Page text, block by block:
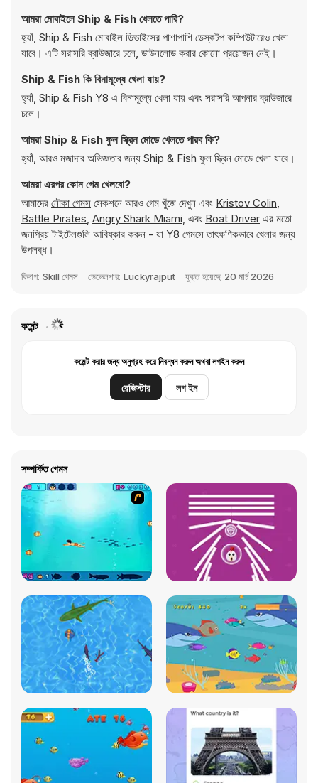
আমরা মোবাইলে Ship & Fish খেলতে পারি?
হ্যাঁ, Ship & Fish মোবাইল ডিভাইসের পাশাপাশি ডেস্কটপ কম্পিউটারেও খেলা
যাবে। এটি সরাসরি ব্রাউজারে চলে, ডাউনলোড করার কোনো প্রয়োজন নেই।
Ship & Fish কি বিনামূল্যে খেলা যায়?
হ্যাঁ, Ship & Fish Y8 এ বিনামূল্যে খেলা যায় এবং সরাসরি আপনার ব্রাউজারে
চলে।
আমরা Ship & Fish ফুল স্ক্রিন মোডে খেলতে পারব কি?
হ্যাঁ, আরও মজাদার অভিজ্ঞতার জন্য Ship & Fish ফুল স্ক্রিন মোডে খেলা যাবে।
আমরা এরপর কোন গেম খেলবো?
আমাদের নৌকা গেমস সেকশনে আরও গেম খুঁজে দেখুন এবং Kristov Colin,
Battle Pirates, Angry Shark Miami, এবং Boat Driver এর মতো
জনপ্রিয় টাইটেলগুলি আবিষ্কার করুন - যা Y8 গেমসে তাৎক্ষণিকভাবে খেলার জন্য
উপলব্ধ।
বিভাগ: Skill গেমস ডেভেলপার: Luckyrajput যুক্ত হয়েছে 20 মার্চ 2026
কমেন্ট
কমেন্ট করার জন্য অনুগ্রহ করে নিবন্ধন করুন অথবা লগইন করুন
রেজিস্টার লগ ইন
সম্পর্কিত গেমস